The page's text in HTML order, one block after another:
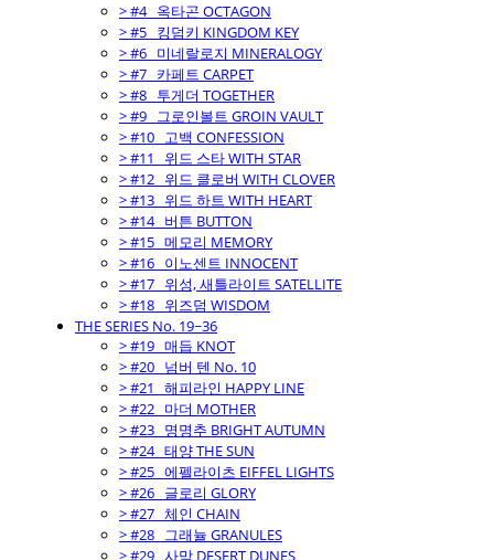
> #4_ 옥타곤 OCTAGON
> #5_ 킹덤키 KINGDOM KEY
> #6_ 미네랄로지 MINERALOGY
> #7_ 카페트 CARPET
> #8_ 투게더 TOGETHER
> #9_ 그로인볼트 GROIN VAULT
> #10_ 고백 CONFESSION
> #11_ 위드 스타 WITH STAR
> #12_ 위드 클로버 WITH CLOVER
> #13_ 위드 하트 WITH HEART
> #14_ 버튼 BUTTON
> #15_ 메모리 MEMORY
> #16_ 이노센트 INNOCENT
> #17_ 위성, 새틀라이트 SATELLITE
> #18_ 위즈덤 WISDOM
THE SERIES No. 19~36
> #19_ 매듭 KNOT
> #20_ 넘버 텐 No. 10
> #21_ 해피라인 HAPPY LINE
> #22_ 마더 MOTHER
> #23_ 명명추 BRIGHT AUTUMN
> #24_ 태양 THE SUN
> #25_ 에펠라이츠 EIFFEL LIGHTS
> #26_ 글로리 GLORY
> #27_ 체인 CHAIN
> #28_ 그래뉼 GRANULES
> #29_ 사막 DESERT DUNES